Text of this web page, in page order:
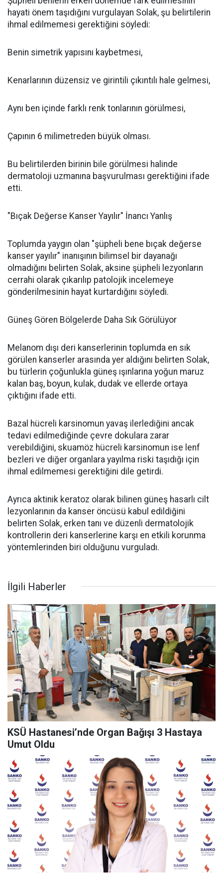
hayati önem taşıdığını vurgulayan Solak, şu belirtilerin
ihmal edilmemesi gerektiğini söyledi:
Benin simetrik yapısını kaybetmesi,
Kenarlarının düzensiz ve girintili çıkıntılı hale gelmesi,
Aynı ben içinde farklı renk tonlarının görülmesi,
Çapının 6 milimetreden büyük olması.
Bu belirtilerden birinin bile görülmesi halinde
dermatoloji uzmanına başvurulması gerektiğini ifade
etti.
"Bıçak Değerse Kanser Yayılır" İnancı Yanlış
Toplumda yaygın olan "şüpheli bene bıçak değerse
kanser yayılır" inanışının bilimsel bir dayanağı
olmadığını belirten Solak, aksine şüpheli lezyonların
cerrahi olarak çıkarılıp patolojik incelemeye
gönderilmesinin hayat kurtardığını söyledi.
Güneş Gören Bölgelerde Daha Sık Görülüyor
Melanom dışı deri kanserlerinin toplumda en sık
görülen kanserler arasında yer aldığını belirten Solak,
bu türlerin çoğunlukla güneş ışınlarına yoğun maruz
kalan baş, boyun, kulak, dudak ve ellerde ortaya
çıktığını ifade etti.
Bazal hücreli karsinomun yavaş ilerlediğini ancak
tedavi edilmediğinde çevre dokulara zarar
verebildiğini, skuamöz hücreli karsinomun ise lenf
bezleri ve diğer organlara yayılma riski taşıdığı için
ihmal edilmemesi gerektiğini dile getirdi.
Ayrıca aktinik keratoz olarak bilinen güneş hasarlı cilt
lezyonlarının da kanser öncüsü kabul edildiğini
belirten Solak, erken tanı ve düzenli dermatolojik
kontrollerin deri kanserlerine karşı en etkili korunma
yöntemlerinden biri olduğunu vurguladı.
İlgili Haberler
KSÜ Hastanesi’nde Organ Bağışı 3 Hastaya
Umut Oldu